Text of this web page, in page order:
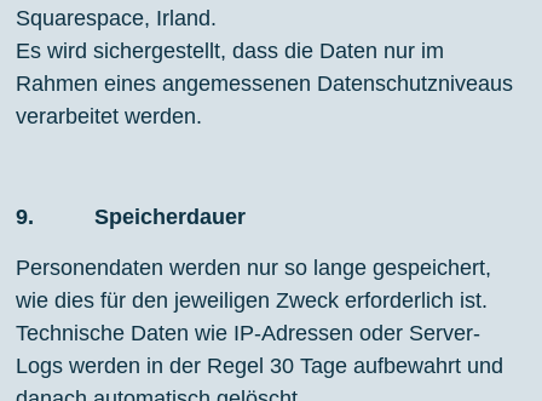
Squarespace, Irland.
Es wird sichergestellt, dass die Daten nur im
Rahmen eines angemessenen Datenschutzniveaus
verarbeitet werden.
9. Speicherdauer
Personendaten werden nur so lange gespeichert,
wie dies für den jeweiligen Zweck erforderlich ist.
Technische Daten wie IP-Adressen oder Server-
Logs werden in der Regel 30 Tage aufbewahrt und